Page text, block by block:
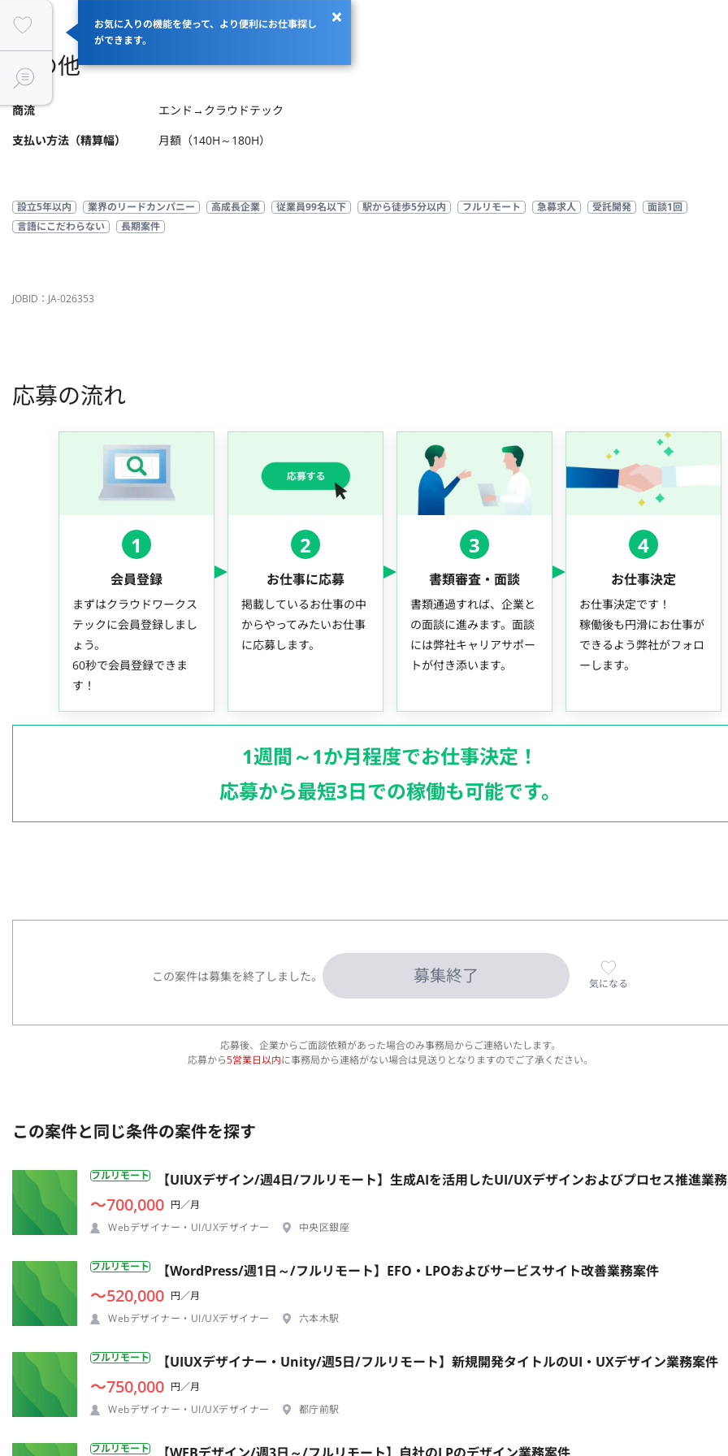
お気に入りの機能を使って、より便利にお仕事探し
ができます。
その他
商流
エンド→クラウドテック
支払い方法（精算幅）
月額（140H～180H）
設立5年以内 業界のリードカンパニー 高成長企業 従業員99名以下 駅から徒歩5分以内 フルリモート 急募求人 受託開発
面談1回
言語にこだわらない
長期案件
JOBID：JA-026353
応募の流れ
1
会員登録
まずはクラウドワークス
テックに会員登録しまし
ょう。
60秒で会員登録できま
す！
2
お仕事に応募
掲載しているお仕事の中
からやってみたいお仕事
に応募します。
3
書類審査・面談
書類通過すれば、企業と
の面談に進みます。面談
には弊社キャリアサポー
トが付き添います。
4
お仕事決定
お仕事決定です！
稼働後も円滑にお仕事が
できるよう弊社がフォロ
ーします。
1週間～1か月程度でお仕事決定！
応募から最短3日での稼働も可能です。
この案件は募集を終了しました。 募集終了 気になる
応募後、企業からご面談依頼があった場合のみ事務局からご連絡いたします。
応募から5営業日以内に事務局から連絡がない場合は見送りとなりますのでご了承ください。
この案件と同じ条件の案件を探す
フルリモート 【UIUXデザイン/週4日/フルリモート】生成AIを活用したUI/UXデザインおよびプロセス推進業
〜700,000 円／月
Webデザイナー・UI/UXデザイナー
中央区銀座
フルリモート 【WordPress/週1日～/フルリモート】EFO・LPOおよびサービスサイト改善業務案件
〜520,000 円／月
Webデザイナー・UI/UXデザイナー
六本木駅
フルリモート 【UIUXデザイナー・Unity/週5日/フルリモート】新規開発タイトルのUI・UXデザイン業務案件
〜750,000 円／月
Webデザイナー・UI/UXデザイナー
都庁前駅
フルリモート